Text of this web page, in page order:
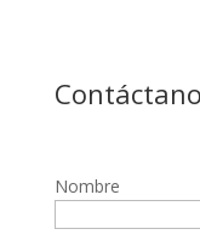
Nombre